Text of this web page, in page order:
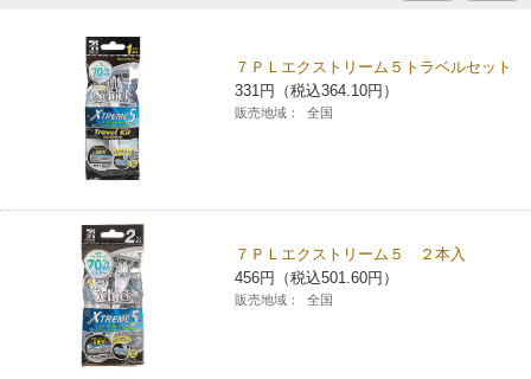
食の安全・安心への取組み
プリペイドカード・金券
ニンテンドー・ダウンロードカード
マルチコピー機でできることトップ
プリント
スキャン
ファクス
便利なサービス
切手・はがき・印紙
セブン銀行ATM
ご利用可能なお支払い方法
チケットサービス
セブンチケット
チケットぴあ
イープラス
セブン‐イレブンでお受取り
タワーレコード
セブンネットショッピング
停電時のサービス停止のお知らせ
ニュースリリース
ごあいさつ
企業理念
会社概要
貸借対照表・損益計算書
サステナビリティ
サステナビリティトップ
セブン＆アイ・ホールディングスの重点課題
サステナビリティ活動基本方針
サステナビリティ推進体制
GREEN CHALLENGE 2050
加盟店オーナー募集 物件募集・購入
アルバイト情報 採用情報
店舗検索
お問い合わせ
７ＰＬエクストリーム５トラベルセット
331円（税込364.10円）
販売地域： 全国
７ＰＬエクストリーム５ ２本入
456円（税込501.60円）
販売地域： 全国